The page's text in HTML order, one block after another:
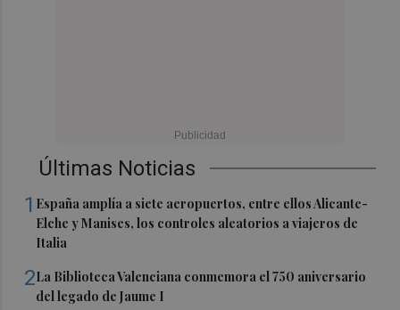
Últimas Noticias
1 España amplía a siete aeropuertos, entre ellos Alicante-
Elche y Manises, los controles aleatorios a viajeros de
Italia
2La Biblioteca Valenciana conmemora el 750 aniversario
del legado de Jaume I